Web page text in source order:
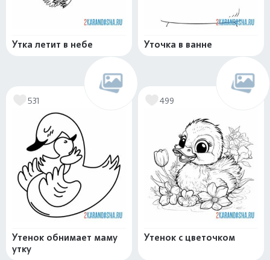
Утка летит в небе Уточка в ванне
531
Утенок обнимает маму
утку
499
Утенок с цветочком